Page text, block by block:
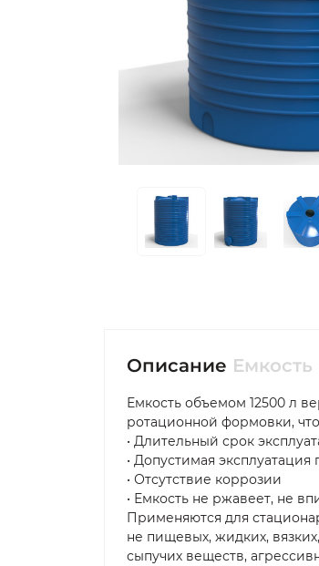
Описание
Емкость объемом 12500 л
ротационной формовки,
• Длительный срок
• Допустимая
• Отсутствие коррозии
• Емкость не ржавеет, не
Применяются для
не пищевых, жидких,
сыпучих веществ,